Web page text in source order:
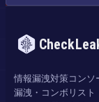
情報漏洩対策コンソ
漏洩・コンボリスト